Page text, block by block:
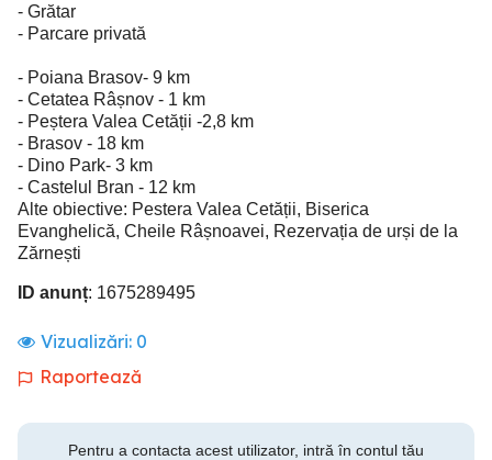
- Grătar
- Parcare privată
- Poiana Brasov- 9 km
- Cetatea Râșnov - 1 km
- Peștera Valea Cetății -2,8 km
- Brasov - 18 km
- Dino Park- 3 km
- Castelul Bran - 12 km
Alte obiective: Pestera Valea Cetății, Biserica
Evanghelică, Cheile Râșnoavei, Rezervația de urși de la
Zărnești
ID anunț: 1675289495
Vizualizări: 0
Raportează
Pentru a contacta acest utilizator, intră în contul tău